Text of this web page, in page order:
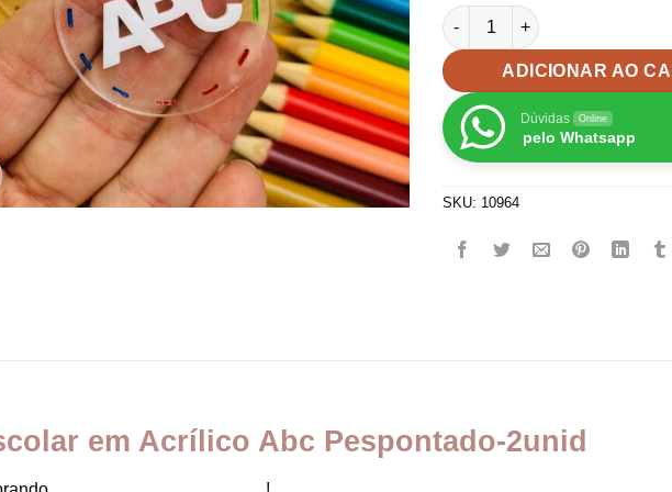
Aplique Escolar em Acrílico
ADICIONAR AO
Dúvidas Online
pelo Whatsapp
SKU: 10964
em Acrílico Abc Pespontado-2unid